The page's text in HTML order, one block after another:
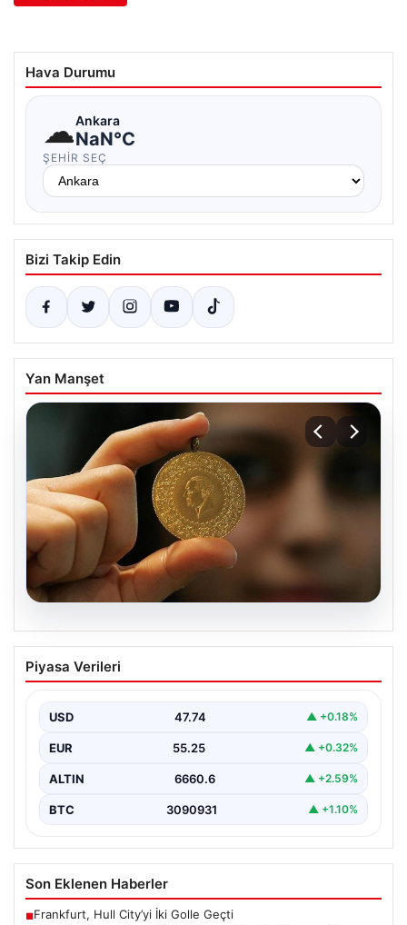
Hava Durumu
☁Ankara
NaN°C
ŞEHIR SEÇ
Bizi Takip Edin
Yan Manşet
Altın fiyatları canlı grafik 22 Mayıs: Altın
fiyatları ne oldu, düştü mü, çıktı mı?
fiyatları
Piyasa Verileri
USD 47.74 ▲ +0.18%
EUR 55.25 ▲ +0.32%
ALTIN 6660.6 ▲ +2.59%
BTC 3090931 ▲ +1.10%
Son Eklenen Haberler
■Frankfurt, Hull City’yi İki Golle Geçti